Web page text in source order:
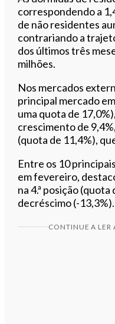
correspondendo a
de não residentes
contrariando a
dos últimos três
milhões.
Nos mercados
principal mercado
uma quota de
crescimento de
(quota de 11,4%),
Entre os 10
em fevereiro,
na 4.ª posição
decréscimo (-13,3%).
CONTINUE A LER